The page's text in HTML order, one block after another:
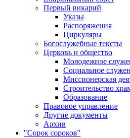
Первый викарий
Указы
Распоряжения
Циркуляры
Богослужебные тексты
Церковь и общество
Молодежное
Социальное
Миссионерская
Строительство
Образование
Правовое управление
Другие документы
Архив
"Сорок сороков"